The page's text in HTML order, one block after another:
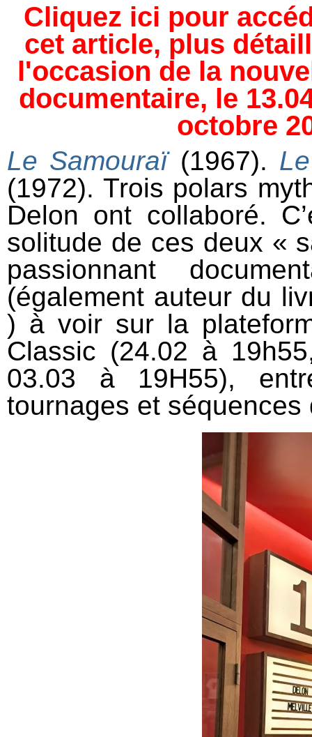
Cliquez ici pour
cet article, plus
l'occasion de la
documentaire, le
octobre
Le Samouraï (1967).
(1972). Trois polars
Delon ont collaboré.
solitude de ces deux «
passionnant
(également auteur du
) à voir sur la
Classic (24.02 à
03.03 à 19H55),
tournages et séquences